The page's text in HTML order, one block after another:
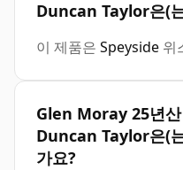
Duncan Taylor은(
이 제품은 Speyside 위
Glen Moray 25년
Duncan Taylor은(
가요?